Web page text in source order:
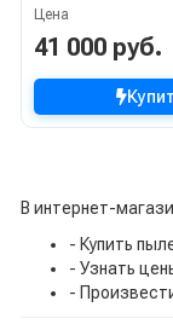
Цена
41 000 руб.
В интернет-
- Купить
- Узнать
-